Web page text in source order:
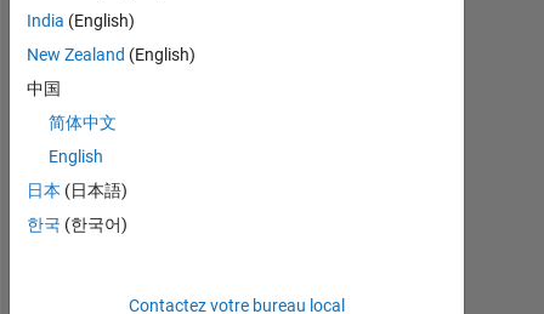
CONTRIBUTIONS
0
1
12/14
03/16
06/17
09/18
12/19
03/21
06/22
09/23
12/24
03/26
05/16
10/17
03/19
08/20
01/22
06/23
11/24
04/26
India (English)
New Zealand (English)
中国
简体中文
English
日本 (日本語)
한국 (한국어)
Contactez votre bureau local